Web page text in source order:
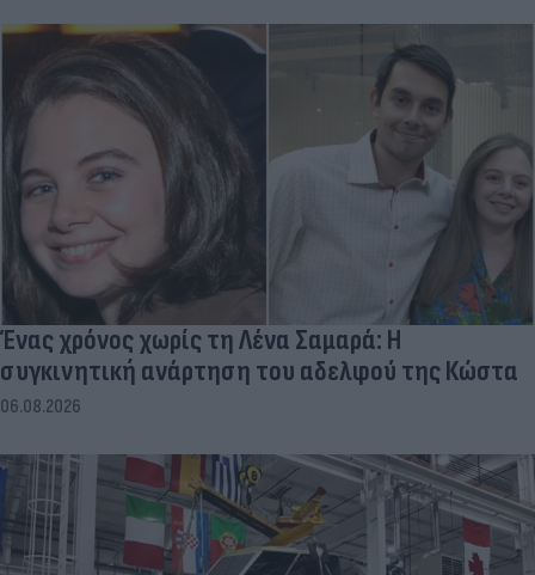
Ένας χρόνος χωρίς τη Λένα Σαμαρά: Η
συγκινητική ανάρτηση του αδελφού της Κώστα
06.08.2026